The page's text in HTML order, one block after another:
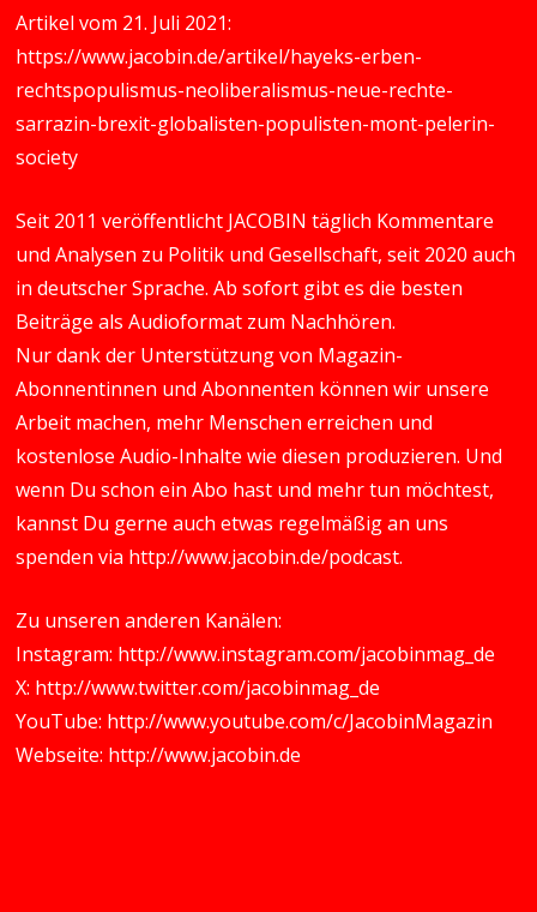
Artikel vom 21. Juli 2021:
https://www.jacobin.de/artikel/hayeks-erben-
rechtspopulismus-neoliberalismus-neue-rechte-
sarrazin-brexit-globalisten-populisten-mont-pelerin-
society
Seit 2011 veröffentlicht JACOBIN täglich Kommentare
und Analysen zu Politik und Gesellschaft, seit 2020 auch
in deutscher Sprache. Ab sofort gibt es die besten
Beiträge als Audioformat zum Nachhören.
Nur dank der Unterstützung von Magazin-
Abonnentinnen und Abonnenten können wir unsere
Arbeit machen, mehr Menschen erreichen und
kostenlose Audio-Inhalte wie diesen produzieren. Und
wenn Du schon ein Abo hast und mehr tun möchtest,
kannst Du gerne auch etwas regelmäßig an uns
spenden via http://www.jacobin.de/podcast.
Zu unseren anderen Kanälen:
Instagram: http://www.instagram.com/jacobinmag_de
X: http://www.twitter.com/jacobinmag_de
YouTube: http://www.youtube.com/c/JacobinMagazin
Webseite: http://www.jacobin.de